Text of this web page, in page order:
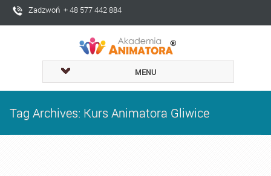
Zadzwoń + 48 577 442 884
MENU
Tag Archives: Kurs Animatora Gliwice